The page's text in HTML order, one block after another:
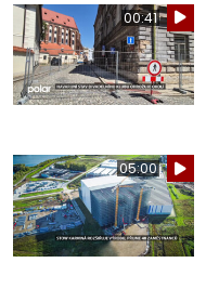
00:41
05:00